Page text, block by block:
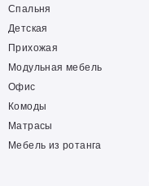
Спальня
Детская
Прихожая
Модульная мебель
Офис
Комоды
Матрасы
Мебель из ротанга